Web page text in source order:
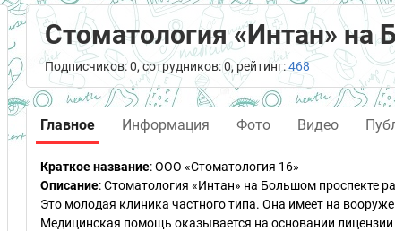
Стоматология «Интан» на
Подписчиков: 0, сотрудников: 0, рейтинг:468
Главное Информация Фото Видео
Краткое название:ООО «Стоматология 16»
Описание: Стоматология «Интан» на Большом проспекте
Это молодая клиника частного типа. Она имеет на
Медицинская помощь оказывается на основании